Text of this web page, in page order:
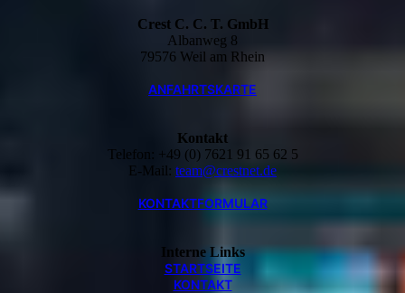
Crest C. C. T. GmbH
Albanweg 8
79576 Weil am Rhein
ANFAHRTSKARTE
Kontakt
Telefon: +49 (0) 7621 91 65 62 5
E-Mail: team@crestnet.de
KONTAKTFORMULAR
Interne Links
STARTSEITE
KONTAKT